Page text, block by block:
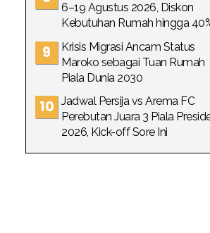
6–19 Agustus 2026, Diskon
Kebutuhan Rumah hingga
Krisis Migrasi Ancam Status
Maroko sebagai Tuan Rumah
Piala Dunia 2030
Jadwal Persija vs Arema FC
Perebutan Juara 3 Piala
2026, Kick-off Sore Ini